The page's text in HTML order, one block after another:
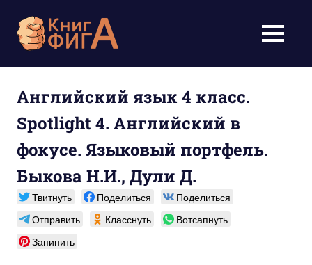
содержимому
для
школьников
1-
11
класс
бесплатно
МЕНЮ
Английский язык 4 класс.
Spotlight 4. Английский в
фокусе. Языковый портфель.
Быкова Н.И., Дули Д.
Твитнуть Поделиться
Поделиться
Отправить
Класснуть
Вотсапнуть
Запинить